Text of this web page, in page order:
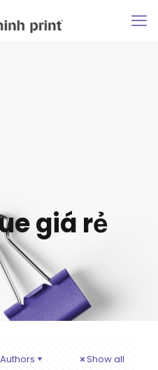
giá rẻ
Authors Show all